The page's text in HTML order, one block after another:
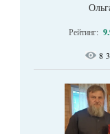
Рейтинг:
8